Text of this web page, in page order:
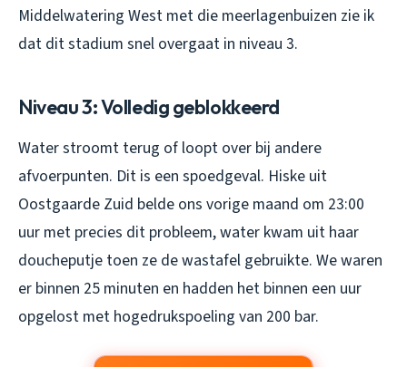
Middelwatering West met die meerlagenbuizen zie ik
dat dit stadium snel overgaat in niveau 3.
Niveau 3: Volledig geblokkeerd
Water stroomt terug of loopt over bij andere
afvoerpunten. Dit is een spoedgeval. Hiske uit
Oostgaarde Zuid belde ons vorige maand om 23:00
uur met precies dit probleem, water kwam uit haar
doucheputje toen ze de wastafel gebruikte. We waren
er binnen 25 minuten en hadden het binnen een uur
opgelost met hogedrukspoeling van 200 bar.